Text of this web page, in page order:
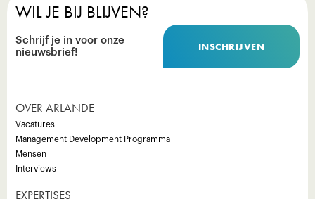
WIL JE BIJ BLIJVEN?
Schrijf je in voor onze
nieuwsbrief!
INSCHRIJVEN
OVER ARLANDE
Vacatures
Management Development Programma
Mensen
Interviews
EXPERTISES